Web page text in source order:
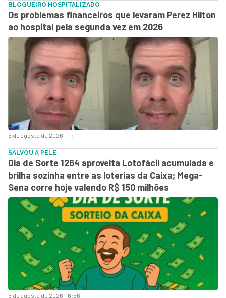
6 de agosto de 2026 - 11:11
BLOGUEIRO HOSPITALIZADO
Os problemas financeiros que levaram Perez Hilton
ao hospital pela segunda vez em 2026
6 de agosto de 2026 - 6:56
SALVOU A PELE
Dia de Sorte 1264 aproveita Lotofácil acumulada e
brilha sozinha entre as loterias da Caixa; Mega-
Sena corre hoje valendo R$ 150 milhões